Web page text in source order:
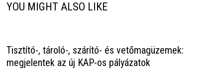
YOU MIGHT ALSO LIKE
Tisztító-, tároló-, szárító- és vetőmagüzemek:
megjelentek az új KAP-os pályázatok